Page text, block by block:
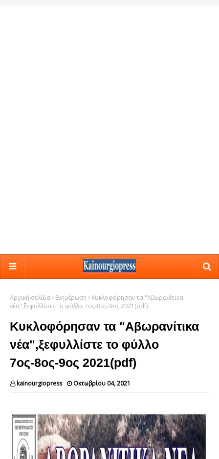
Αρχική σελίδα Ενημέρωση
Κυκλοφόρησαν τα "Αβωρανίτικα
νέα",ξεφυλλίστε το φύλλο 7ος-8ος-9ος 2021(pdf)
Κυκλοφόρησαν τα "Αβωρανίτικα
νέα",ξεφυλλίστε το φύλλο
7ος-8ος-9ος 2021(pdf)
kainourgiopress Οκτωβρίου 04, 2021